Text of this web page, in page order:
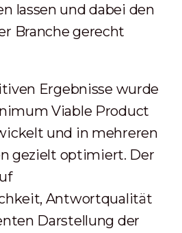
lassen und dabei den
Branche gerecht
Ergebnisse wurde
Viable Product
und in mehreren
gezielt optimiert. Der
Antwortqualität
Darstellung der